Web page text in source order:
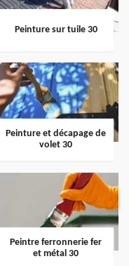
Peinture sur tuile 30
Peinture et décapage de
volet 30
Peintre ferronnerie fer
et métal 30